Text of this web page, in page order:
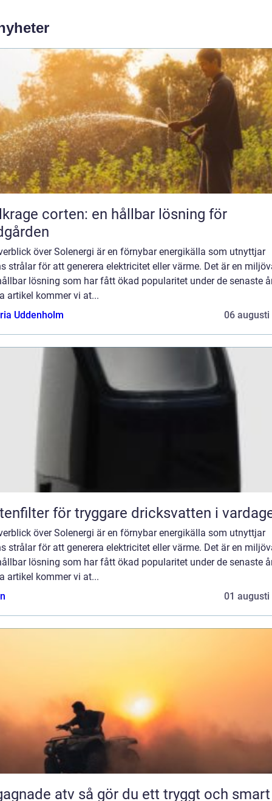
corten: en hållbar lösning för
över Solenergi är en förnybar energikälla som utnyttjar
strålar för att generera elektricitet eller värme. Det är en
lösning som har fått ökad popularitet under de senaste
artikel kommer vi at...
Uddenholm
06 augusti
för tryggare dricksvatten i
över Solenergi är en förnybar energikälla som utnyttjar
strålar för att generera elektricitet eller värme. Det är en
lösning som har fått ökad popularitet under de senaste
artikel kommer vi at...
01 augusti
atv så gör du ett tryggt och smart